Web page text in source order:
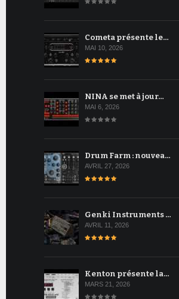
Cometa présente le…
MAI 10, 2026
NINA se met à jour…
MAI 6, 2026
Drum Farm : nouvea…
AVRIL 27, 2026
Genki Instruments …
AVRIL 11, 2026
Kenton présente la…
MARS 21, 2026